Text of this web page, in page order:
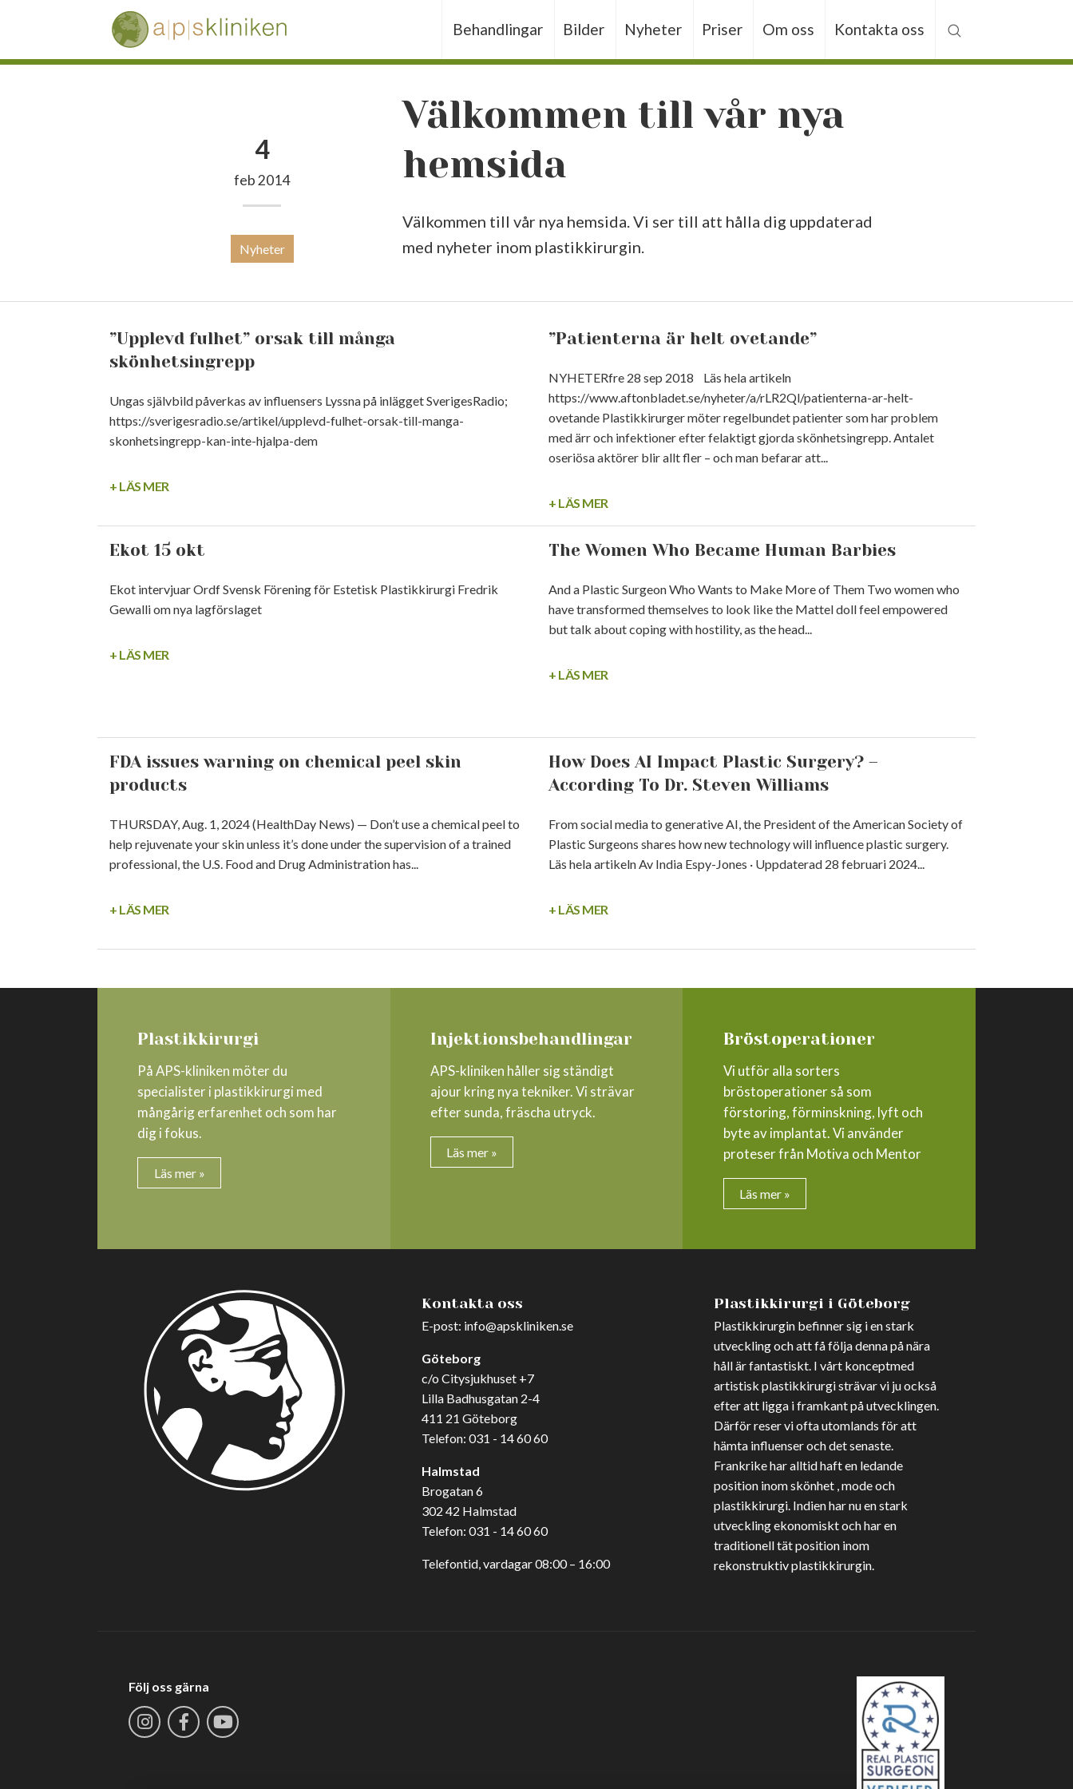
Behandlingar Bilder Nyheter Priser Om oss Kontakta oss
Välkommen till vår nya
hemsida
Välkommen till vår nya hemsida. Vi ser till att hålla dig uppdaterad
med nyheter inom plastikkirurgin.
4
feb 2014
Nyheter
”Upplevd fulhet” orsak till många
skönhetsingrepp
Ungas självbild påverkas av influensers Lyssna på inlägget SverigesRadio;
https://sverigesradio.se/artikel/upplevd-fulhet-orsak-till-manga-
skonhetsingrepp-kan-inte-hjalpa-dem
+ LÄS MER
”Patienterna är helt ovetande”
NYHETERfre 28 sep 2018 Läs hela artikeln
https://www.aftonbladet.se/nyheter/a/rLR2Ql/patienterna-ar-helt-
ovetande Plastikkirurger möter regelbundet patienter som har problem
med ärr och infektioner efter felaktigt gjorda skönhetsingrepp. Antalet
oseriösa aktörer blir allt fler – och man befarar att...
+ LÄS MER
Ekot 15 okt
Ekot intervjuar Ordf Svensk Förening för Estetisk Plastikkirurgi Fredrik
Gewalli om nya lagförslaget
+ LÄS MER
The Women Who Became Human Barbies
And a Plastic Surgeon Who Wants to Make More of Them Two women who
have transformed themselves to look like the Mattel doll feel empowered
but talk about coping with hostility, as the head...
+ LÄS MER
FDA issues warning on chemical peel skin
products
THURSDAY, Aug. 1, 2024 (HealthDay News) — Don’t use a chemical peel to
help rejuvenate your skin unless it’s done under the supervision of a trained
professional, the U.S. Food and Drug Administration has...
+ LÄS MER
How Does AI Impact Plastic Surgery? –
According To Dr. Steven Williams
From social media to generative AI, the President of the American Society of
Plastic Surgeons shares how new technology will influence plastic surgery.
Läs hela artikeln Av India Espy-Jones · Uppdaterad 28 februari 2024...
+ LÄS MER
Plastikkirurgi
På APS-kliniken möter du
specialister i plastikkirurgi med
mångårig erfarenhet och som har
dig i fokus.
Läs mer »
Injektionsbehandlingar
APS-kliniken håller sig ständigt
ajour kring nya tekniker. Vi strävar
efter sunda, fräscha utryck.
Läs mer »
Bröstoperationer
Vi utför alla sorters
bröstoperationer så som
förstoring, förminskning, lyft och
byte av implantat. Vi använder
proteser från Motiva och Mentor
Läs mer »
Kontakta oss
E-post: info@apskliniken.se
Göteborg
c/o Citysjukhuset +7
Lilla Badhusgatan 2-4
411 21 Göteborg
Telefon: 031 - 14 60 60
Halmstad
Brogatan 6
302 42 Halmstad
Telefon: 031 - 14 60 60
Telefontid, vardagar 08:00 – 16:00
Plastikkirurgi i Göteborg
Plastikkirurgin befinner sig i en stark
utveckling och att få följa denna på nära
håll är fantastiskt. I vårt konceptmed
artistisk plastikkirurgi strävar vi ju också
efter att ligga i framkant på utvecklingen.
Därför reser vi ofta utomlands för att
hämta influenser och det senaste.
Frankrike har alltid haft en ledande
position inom skönhet , mode och
plastikkirurgi. Indien har nu en stark
utveckling ekonomiskt och har en
traditionell tät position inom
rekonstruktiv plastikkirurgin.
Följ oss gärna